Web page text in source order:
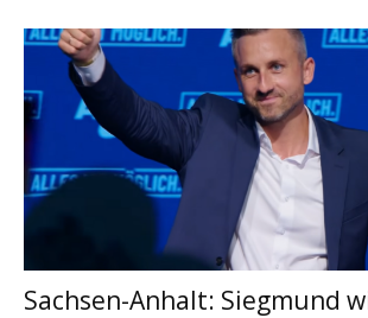
Sachsen-Anhalt: Siegmund